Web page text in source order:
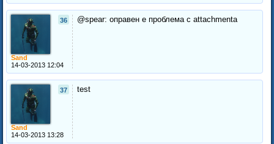
36
Sand
14-03-2013 12:04
@spear: оправен е проблема с attachmenta
37
Sand
14-03-2013 13:28
test